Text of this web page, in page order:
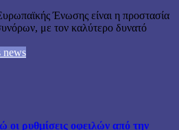
Ένωσης είναι η προστασία
με τον καλύτερο δυνατό
news
οι ρυθμίσεις οφειλών από την